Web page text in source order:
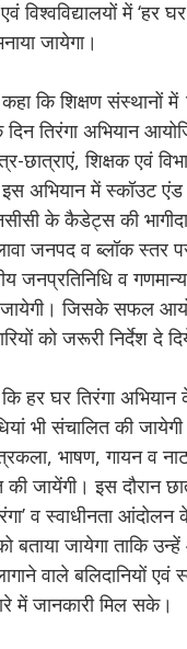
में ‘हर घर
जायेगा।
कहा कि शिक्षण
तिरंगा अभियान
छात्राएं, शिक्षक एवं
अभियान में स्कॉउट एंड
के कैडेट्स की
जनपद व ब्लॉक स्तर
जनप्रतिनिधि व
जायेगी। जिसके सफल
को जरूरी निर्देश दे
हर घर तिरंगा
भी संचालित की
भाषण, गायन व
की जायेंगी। इस दौरान
व स्वाधीनता
बताया जायेगा ताकि
वाले बलिदानियों एवं
में जानकारी मिल सके।